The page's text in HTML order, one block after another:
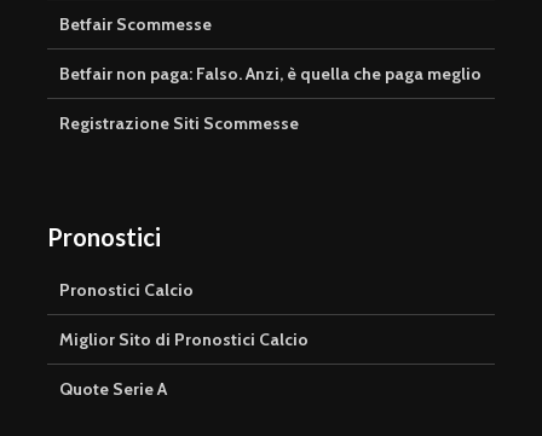
Betfair Scommesse
Betfair non paga: Falso. Anzi, è quella che paga meglio
Registrazione Siti Scommesse
Pronostici
Pronostici Calcio
Miglior Sito di Pronostici Calcio
Quote Serie A